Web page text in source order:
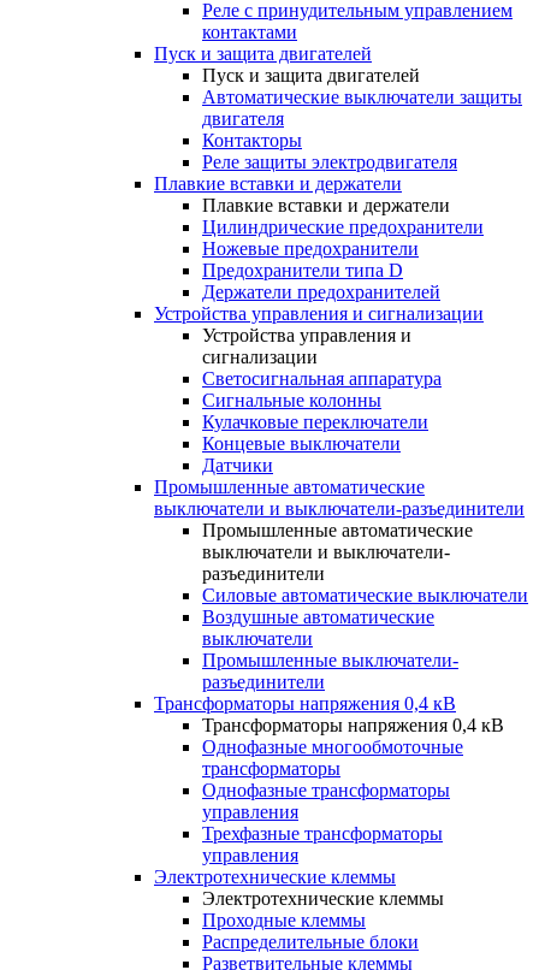
Реле с принудительным управлением
контактами
Пуск и защита двигателей
Пуск и защита двигателей
Автоматические выключатели защиты
двигателя
Контакторы
Реле защиты электродвигателя
Плавкие вставки и держатели
Плавкие вставки и держатели
Цилиндрические предохранители
Ножевые предохранители
Предохранители типа D
Держатели предохранителей
Устройства управления и сигнализации
Устройства управления и
сигнализации
Светосигнальная аппаратура
Сигнальные колонны
Кулачковые переключатели
Концевые выключатели
Датчики
Промышленные автоматические
выключатели и выключатели-разъединители
Промышленные автоматические
выключатели и выключатели-
разъединители
Силовые автоматические выключатели
Воздушные автоматические
выключатели
Промышленные выключатели-
разъединители
Трансформаторы напряжения 0,4 кВ
Трансформаторы напряжения 0,4 кВ
Однофазные многообмоточные
трансформаторы
Однофазные трансформаторы
управления
Трехфазные трансформаторы
управления
Электротехнические клеммы
Электротехнические клеммы
Проходные клеммы
Распределительные блоки
Разветвительные клеммы